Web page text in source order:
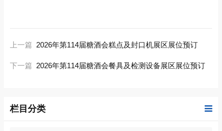
上一篇 2026年第114届糖酒会糕点及封口机展区展位预订
下一篇 2026年第114届糖酒会餐具及检测设备展区展位预订
栏目分类